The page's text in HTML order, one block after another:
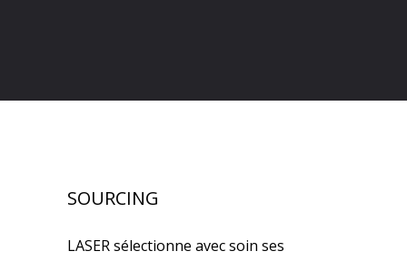
SOURCING
LASER sélectionne avec soin ses